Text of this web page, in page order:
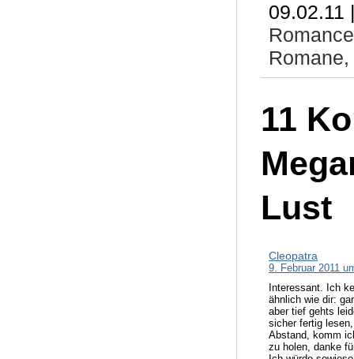
09.02.11
Romance
Romane,
11
Lust
Cleopatra
9. Februar 2011
Interessant. Ich
ähnlich wie dir:
aber tief gehts
sicher fertig
Abstand, komm
zu holen, danke